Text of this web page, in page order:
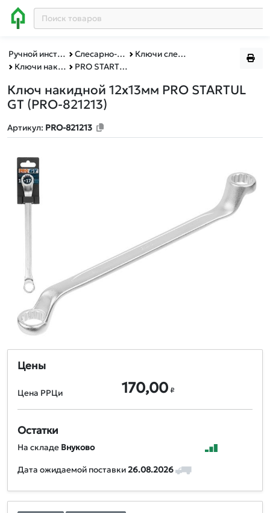
Ручной инструмент Слесарно-столярный инструмент
Ключи слесарные
Ключи накидные PRO STARTUL/STARTUL
PRO STARTUL
Ключ накидной 12x13мм PRO STARTUL
GT (PRO-821213)
Артикул: PRO-821213
Цены
Цена РРЦи 170,00 ₽
Остатки
На складе Внуково
Дата ожидаемой поставки26.08.2026